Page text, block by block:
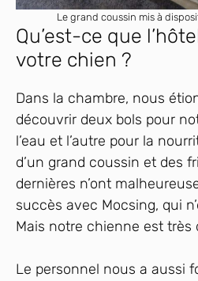
Le grand coussin mis à
Qu’est-ce que
votre chien ?
Dans la chambre, nous
découvrir deux bols pour
l’eau et l’autre pour la
d’un grand coussin et des
dernières n’ont
succès avec Mocsing, qui
Mais notre chienne est très
Le personnel nous a aussi